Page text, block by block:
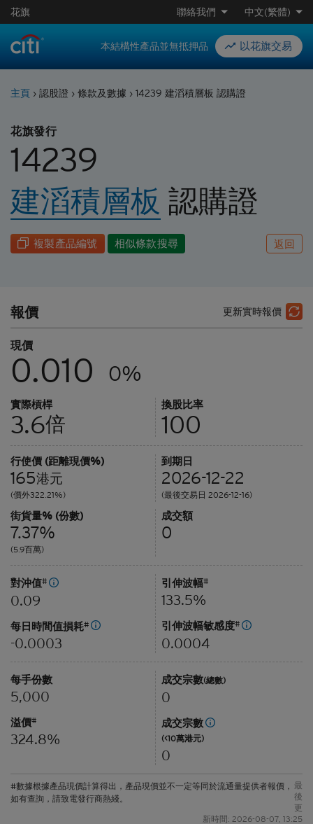
花旗 聯絡我們 中文(繁體)
本結構性產品並無抵押品 以花旗交易
主頁 › 認股證 › 條款及數據 › 14239 建滔積層板 認購證
花旗發行
14239
建滔積層板 認購證
複製產品編號 相似條款搜尋 返回
更新實時報價
報價
現價
0.010 0%
實際槓桿
3.6倍
換股比率
100
行使價 (距離現價%)
165港元
(價外322.21%)
到期日
2026-12-22
(最後交易日 2026-12-16)
街貨量% (份數)
7.37%
(5.9百萬)
成交額
0
對沖值#
0.09
每日時間值損耗#
-0.0003
引伸波幅#
133.5%
引伸波幅敏感度#
0.0004
每手份數
5,000
溢價#
324.8%
成交宗數(總數)
0
成交宗數
(<10萬港元)
0
#數據根據產品現價計算得出，產品現價並不一定等同於流通量提供者報價，
如有查詢，請致電發行商熱綫。
最
後
更
新時間: 2026-08-07, 13:25